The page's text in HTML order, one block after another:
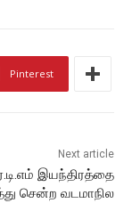
Pinterest
Next article
இயந்திரத்தை
சென்ற வடமாநில